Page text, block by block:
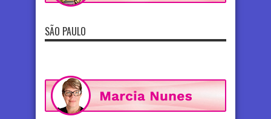
SÃO PAULO